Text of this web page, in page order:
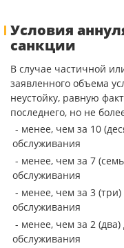
Условия
санкции
В случае частичной
заявленного объема
неустойку, равную
последнего, но не
- менее, чем за 10
обслуживания
- менее, чем за 7
обслуживания
- менее, чем за 3
обслуживания
- менее, чем за 2
обслуживания